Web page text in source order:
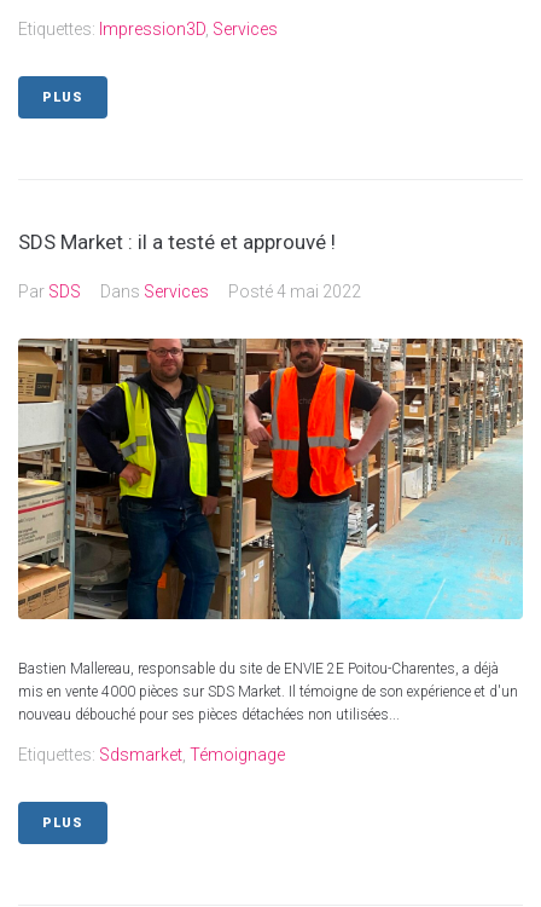
Etiquettes: Impression3D Services
PLUS
SDS Market : il a testé et approuvé !
Par SDS Dans Services Posté4 mai 2022
Bastien Mallereau, responsable du site de ENVIE 2E Poitou-Charentes, a déjà
mis en vente 4000 pièces sur SDS Market. Il témoigne de son expérience et d'un
nouveau débouché pour ses pièces détachées non utilisées...
Etiquettes: Sdsmarket, Témoignage
PLUS